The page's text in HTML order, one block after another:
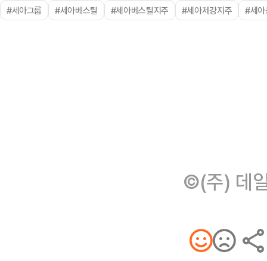
#세아그룹 #세아베스틸 #세아베스틸지주 #세아제강지주 #세아
©(주) 데